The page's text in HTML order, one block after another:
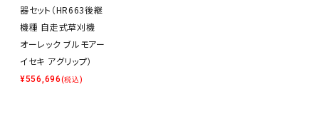
器セット（HR663後継
機種 自走式草刈機
オーレック ブルモアー
イセキ アグリップ）
¥556,696(税込)